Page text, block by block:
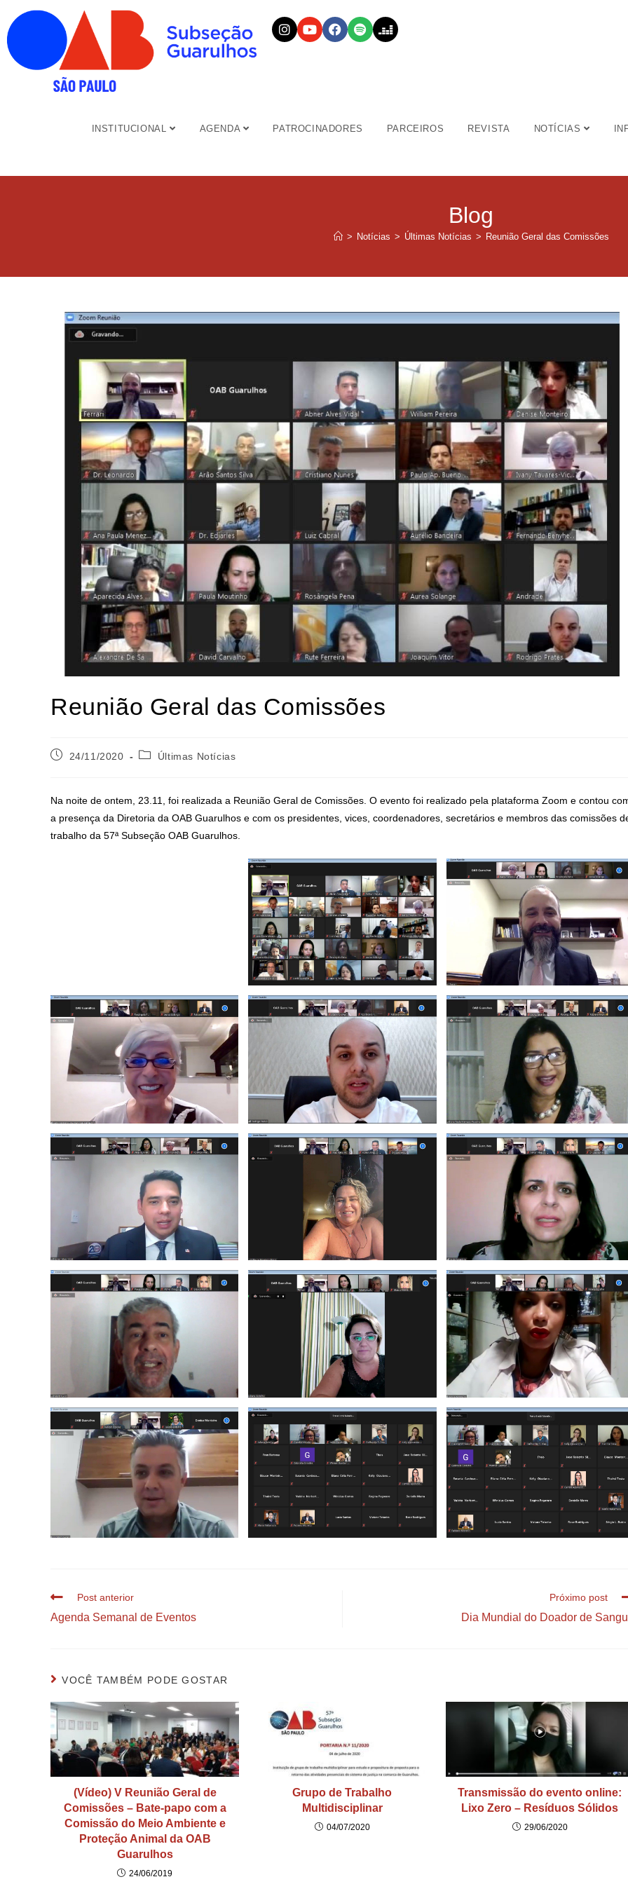
INSTITUCIONAL AGENDA PATROCINADORES PARCEIROS REVISTA NOTÍCIAS
Blog
> Notícias > Últimas Notícias > Reunião Geral das Comissões
Reunião Geral das Comissões
24/11/2020 Últimas Notícias
Na noite de ontem, 23.11, foi realizada a Reunião Geral de Comissões. O evento foi realizado pela plataforma Zoom e contou
a presença da Diretoria da OAB Guarulhos e com os presidentes, vices, coordenadores, secretários e membros das comissões
trabalho da 57ª Subseção OAB Guarulhos.
Post anterior
Agenda Semanal de Eventos
Próximo post
Dia Mundial do Doador de
VOCÊ TAMBÉM PODE GOSTAR
(Vídeo) V Reunião Geral de
Comissões – Bate-papo com a
Comissão do Meio Ambiente e
Proteção Animal da OAB
Guarulhos
24/06/2019
Grupo de Trabalho
Multidisciplinar
04/07/2020
Transmissão do evento online:
Lixo Zero – Resíduos Sólidos
29/06/2020